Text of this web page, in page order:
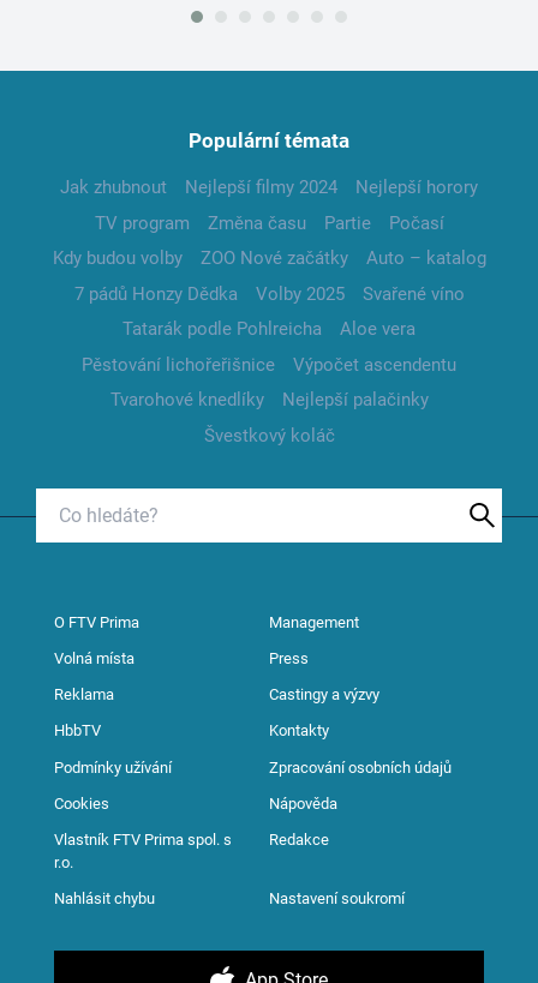
Populární témata
Jak zhubnout Nejlepší filmy 2024
Nejlepší horory
TV program
Změna času Partie
Počasí
Kdy budou volby
ZOO Nové začátky
Auto – katalog
7 pádů Honzy Dědka
Volby 2025
Svařené víno
Tatarák podle Pohlreicha
Aloe vera
Pěstování lichořeřišnice
Výpočet ascendentu
Tvarohové knedlíky
Nejlepší palačinky
Švestkový koláč
O FTV Prima Management
Volná místa Press
Reklama Castingy a výzvy
HbbTV Kontakty
Podmínky užívání Zpracování osobních údajů
Cookies Nápověda
Vlastník FTV Prima spol. s
r.o.
Redakce
Nahlásit chybu Nastavení soukromí